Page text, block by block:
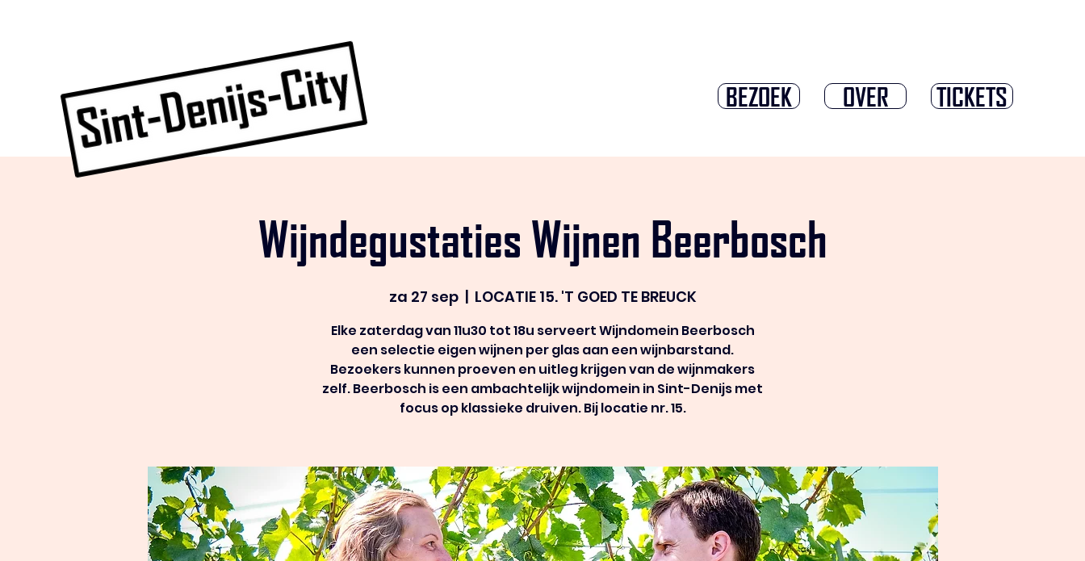
TICKETS
OVER
BEZOEK
Wijndegustaties Wijnen Beerbosch
za 27 sep
  |
LOCATIE 15. 'T GOED TE BREUCK
Elke zaterdag van 11u30 tot 18u serveert Wijndomein Beerbosch
een selectie eigen wijnen per glas aan een wijnbarstand.
Bezoekers kunnen proeven en uitleg krijgen van de wijnmakers
zelf. Beerbosch is een ambachtelijk wijndomein in Sint-Denijs met
focus op klassieke druiven. Bij locatie nr. 15.